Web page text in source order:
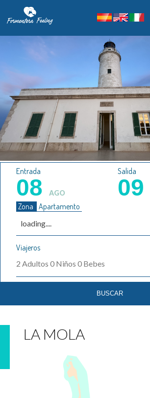
Entrada
08 AGO
Salida
09
Zona Apartamento
loading....
Viajeros
2 Adultos 0 Niños 0 Bebes
LA MOLA